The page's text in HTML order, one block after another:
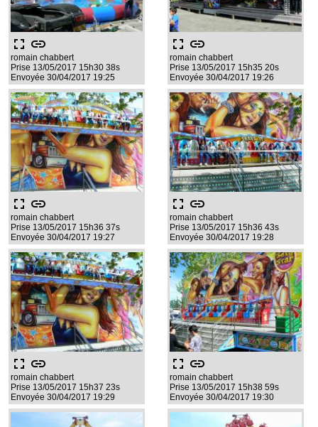
fullscreen link
romain chabbert
Prise 13/05/2017 15h30 38s
Envoyée 30/04/2017 19:25
fullscreen link
romain chabbert
Prise 13/05/2017 15h35 20s
Envoyée 30/04/2017 19:26
fullscreen link
romain chabbert
Prise 13/05/2017 15h36 37s
Envoyée 30/04/2017 19:27
fullscreen link
romain chabbert
Prise 13/05/2017 15h36 43s
Envoyée 30/04/2017 19:28
fullscreen link
romain chabbert
Prise 13/05/2017 15h37 23s
Envoyée 30/04/2017 19:29
fullscreen link
romain chabbert
Prise 13/05/2017 15h38 59s
Envoyée 30/04/2017 19:30